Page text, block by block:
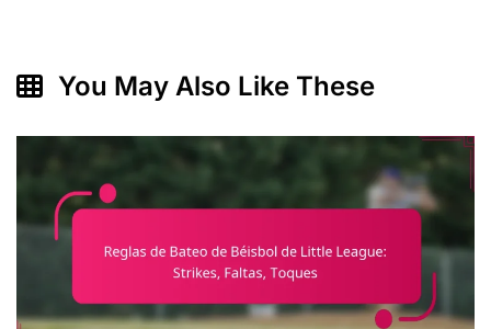
You May Also Like These